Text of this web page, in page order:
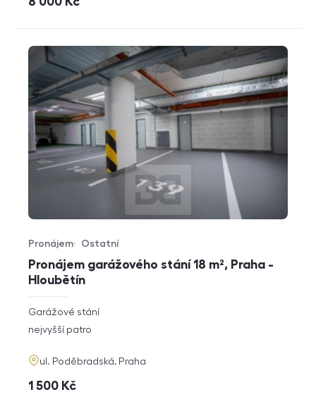
Pronájem garážového stání 18 m², Praha -
Hloubětín
Typ nabídky
Pronájem
Typ nemovitosti
Ostatní
rozměry
dispozice
Garážové stání
funkce
nejvyšší patro
adresa
ul. Poděbradská, Praha
cena
1 500 Kč